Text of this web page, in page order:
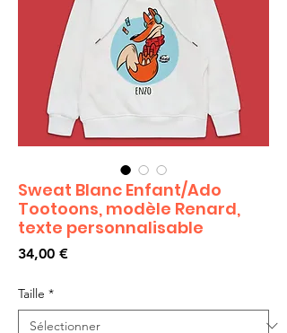
Sweat Blanc Enfant/Ado
Tootoons, modèle Renard,
texte personnalisable
34,00 €Prix
Taille *